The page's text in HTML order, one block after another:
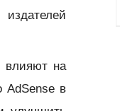
влияют на
AdSense в